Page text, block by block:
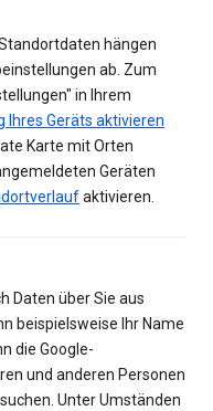
hängen
ab. Zum
in Ihrem
Geräts aktivieren
Karte mit Orten
Geräten
aktivieren.
Daten über Sie aus
beispielsweise Ihr Name
die Google-
und anderen Personen
Unter Umständen